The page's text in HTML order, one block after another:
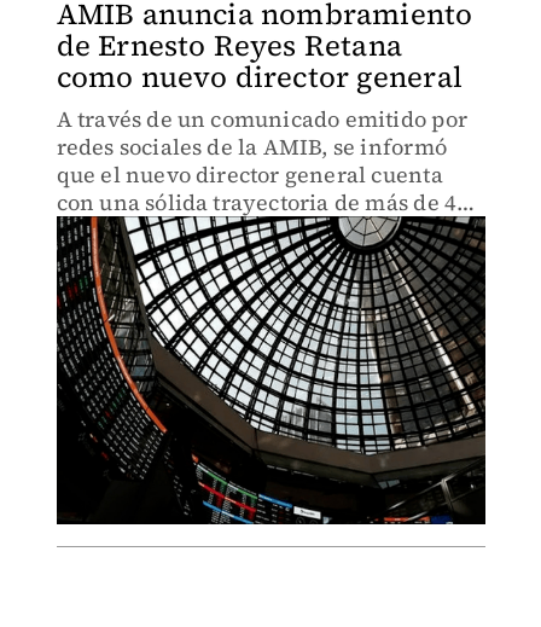
AMIB anuncia nombramiento
de Ernesto Reyes Retana
como nuevo director general
A través de un comunicado emitido por
redes sociales de la AMIB, se informó
que el nuevo director general cuenta
con una sólida trayectoria de más de 40
años en el sector financiero y bursátil.